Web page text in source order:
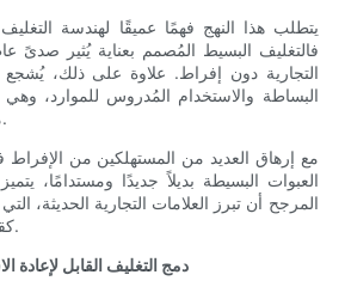
يتطلب هذا النهج فهمًا عميقًا لهندسة
فالتغليف البسيط المُصمم بعناية يُثير صدىً
التجارية دون إفراط. علاوة على ذلك، يُشجع
البساطة والاستخدام المُدروس للموارد،
مبادئ الحفاظ على البيئة.
مع إرهاق العديد من المستهلكين من الإفراط
العبوات البسيطة بديلاً جديدًا ومستدامًا،
المرجح أن تبرز العلامات التجارية الحديثة،
كقادة في حركة الاستدامة.
دمج التغليف القابل لإعادة